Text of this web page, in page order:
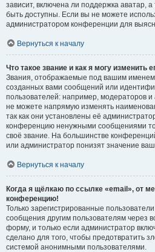
зависит, включена ли поддержка аватар,
быть доступны. Если вы не можете
администратором конференции для
Вернуться к началу
Что такое звание и как я могу изменить
Звания, отображаемые под вашим
созданных вами сообщений или
пользователей: например, модераторов
не можете напрямую изменять
так как они установлены её
конференцию ненужными сообщениями
своё звание. На большинстве
или администратор понизят значение
Вернуться к началу
Когда я щёлкаю по ссылке «email», от
конференцию!
Только зарегистрированные
сообщения другим пользователям через
форму, и только если администратор
сделано для того, чтобы предотвратить
системой анонимными пользователями.